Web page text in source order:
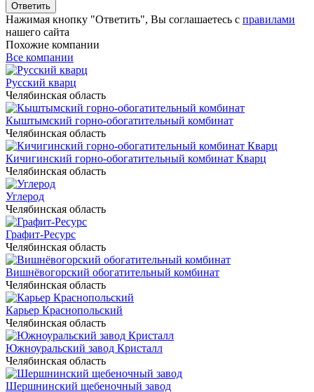
Ответить
Нажимая кнопку "Ответить", Вы соглашаетесь с правилами
нашего сайта
Похожие компании
Все компании
Русский кварц
Челябинская область
Кыштымский горно-обогатительный комбинат
Челябинская область
Кичигинский горно-обогатительный комбинат Кварц
Челябинская область
Углерод
Челябинская область
Графит-Ресурс
Челябинская область
Вишнёвогорский обогатительный комбинат
Челябинская область
Карьер Краснопольский
Челябинская область
Южноуральский завод Кристалл
Челябинская область
Шершнинский щебеночный завод